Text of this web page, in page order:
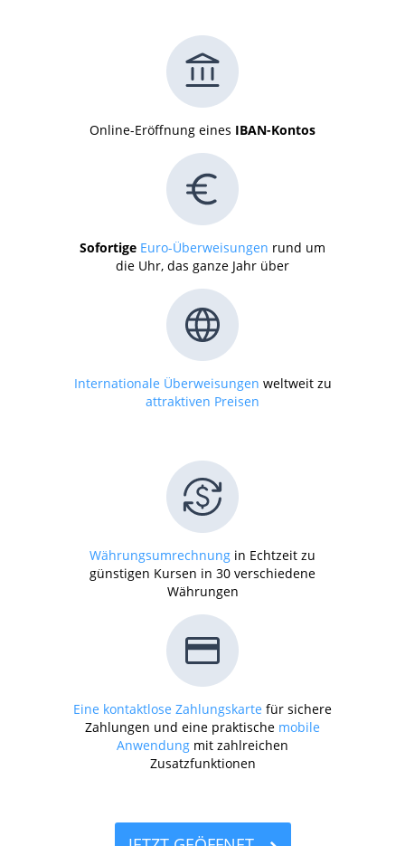
Online-Eröffnung eines IBAN-Kontos
Sofortige Euro-Überweisungen rund um
die Uhr, das ganze Jahr über
Internationale Überweisungen weltweit zu
attraktiven Preisen
Währungsumrechnung in Echtzeit zu
günstigen Kursen in 30 verschiedene
Währungen
Eine kontaktlose Zahlungskarte für sichere
Zahlungen und eine praktische mobile
Anwendung mit zahlreichen
Zusatzfunktionen